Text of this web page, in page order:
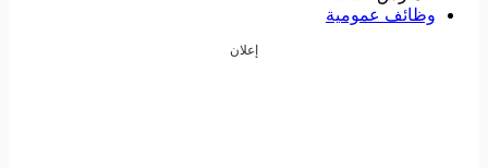
وظائف عمومية
إعلان